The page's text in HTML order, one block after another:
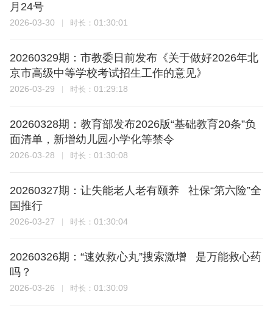
月24号
2026-03-30 时长： 01:30:01
20260329期：市教委日前发布《关于做好2026年北
京市高级中等学校考试招生工作的意见》
2026-03-29 时长： 01:29:18
20260328期：教育部发布2026版“基础教育20条”负
面清单，新增幼儿园小学化等禁令
2026-03-28 时长： 01:30:08
20260327期：让失能老人老有颐养 社保“第六险”全
国推行
2026-03-27 时长： 01:30:04
20260326期：“速效救心丸”搜索激增 是万能救心药
吗？
2026-03-26 时长： 01:30:09